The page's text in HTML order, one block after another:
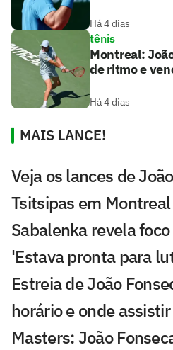
Há 4 dias
tênis
Montreal:
de ritmo e
Há 4 dias
MAIS LANCE!
Veja os lances de
Tsitsipas em Montreal
Sabalenka revela
'Estava pronta para
Estreia de João
horário e onde assistir
Masters: João